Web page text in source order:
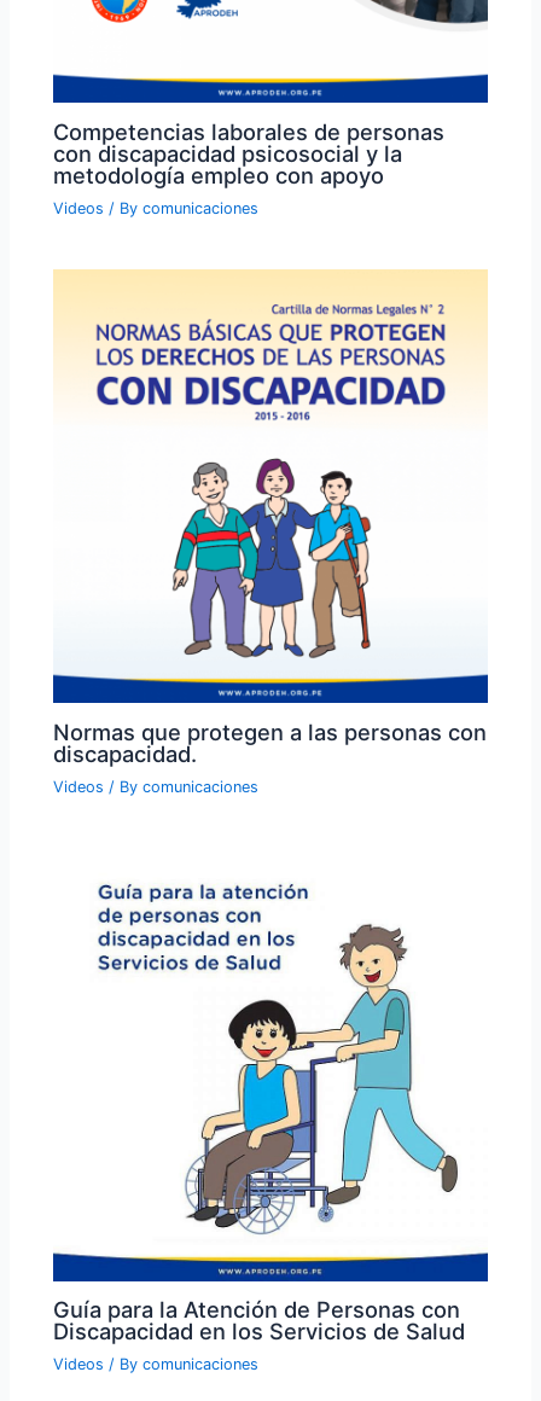
Competencias laborales de personas
con discapacidad psicosocial y la
metodología empleo con apoyo
Videos / Bycomunicaciones
Normas que protegen a las personas con
discapacidad.
Videos / Bycomunicaciones
Guía para la Atención de Personas con
Discapacidad en los Servicios de Salud
Videos / Bycomunicaciones